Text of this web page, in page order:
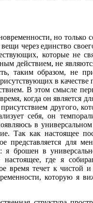
но только
через единство
которые не
действием, не
таким образом, не
в
В этом смысле
когда он является
дру­гого,
себя, он
в
Так как настоящее
представ­ляется для
брошен в
где я
время течет к чистой
которую я